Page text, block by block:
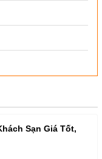
Sạn Giá Tốt,